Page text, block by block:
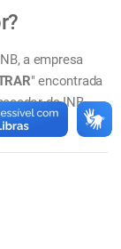
a empresa
" encontrada
da INB.